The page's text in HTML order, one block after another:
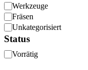
K
a
t
e
g
o
r
Werkzeuge
Fräsen
Unkategorisiert
Status
S Vorrätig